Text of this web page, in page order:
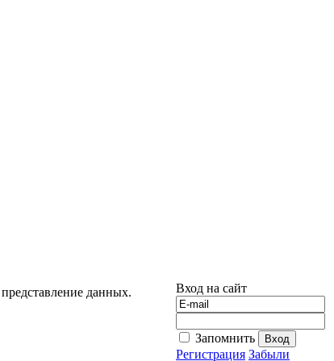
данных.
Вход на сайт
Запомнить
Регистрация Забыли